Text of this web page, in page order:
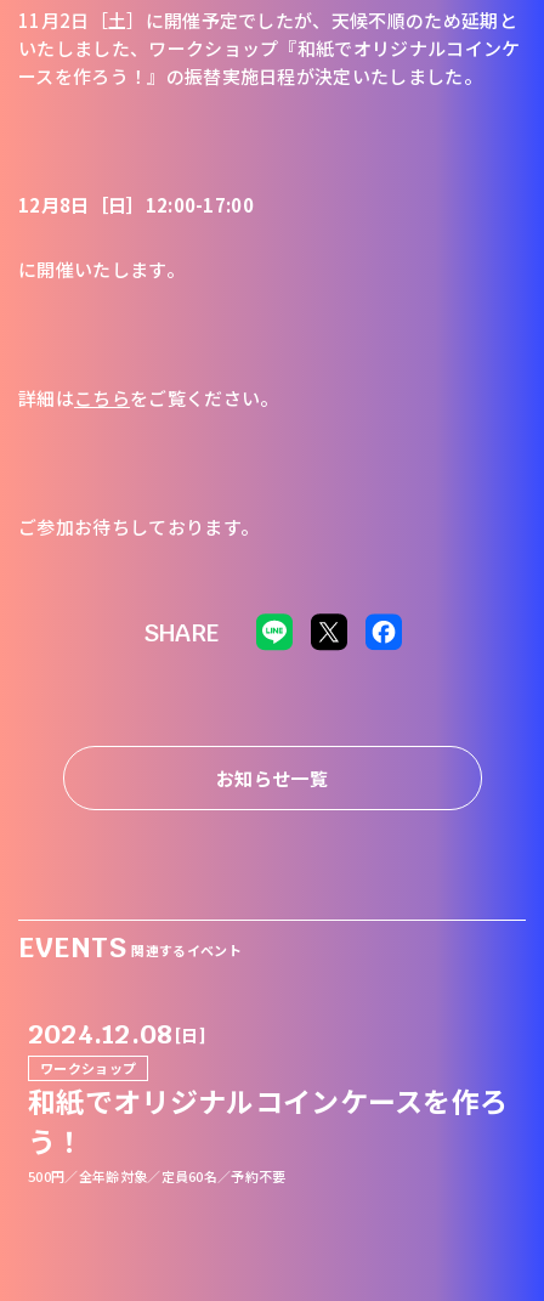
11月2日［土］に開催予定でしたが、天候不順のため延期と
いたしました、ワークショップ『和紙でオリジナルコインケ
ースを作ろう！』の振替実施日程が決定いたしました。
12月8日［日］12:00-17:00
に開催いたします。
詳細はこちらをご覧ください。
ご参加お待ちしております。
SHARE
お知らせ一覧
EVENTS 関連するイベント
2024.12.08 [日]
ワークショップ
和紙でオリジナルコインケースを作ろ
う！
500円／全年齢対象／定員60名／予約不要